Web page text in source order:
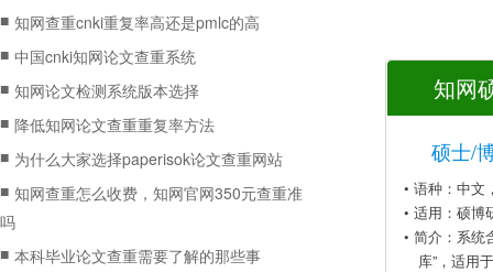
■ 知网查重cnki重复率高还是pmlc的高
■ 中国cnki知网论文查重系统
■ 知网论文检测系统版本选择
■ 降低知网论文查重重复率方法
■ 为什么大家选择paperisok论文查重网站
■ 知网查重怎么收费，知网官网350元查重准
吗
■ 本科毕业论文查重需要了解的那些事
知网
硕士/
• 语种：中文
• 适用：硕博
• 简介：系统
库”，适用